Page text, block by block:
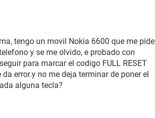
tengo un movil Nokia 6600 que me pide
y se me olvido, e probado con
para marcar el codigo FULL RESET
error.y no me deja terminar de poner el
alguna tecla?